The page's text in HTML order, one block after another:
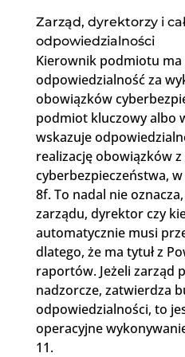
Zarząd, dyrektorzy i
odpowiedzialności
Kierownik podmiotu
odpowiedzialność za
obowiązków
podmiot kluczowy albo
wskazuje
realizację obowiązków
cyberbezpieczeństwa,
8f. To nadal nie
zarządu, dyrektor czy
automatycznie musi
dlatego, że ma tytuł z
raportów. Jeżeli zarząd
nadzorcze, zatwierdza
odpowiedzialności, to
operacyjne
11.